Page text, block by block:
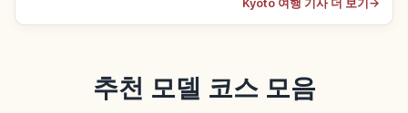
Kyoto 여행 기사 더 보기→
추천 모델 코스 모음